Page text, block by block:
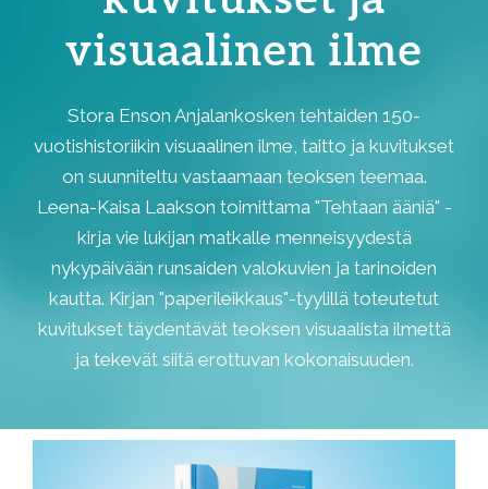
visuaalinen ilme
Stora Enson Anjalankosken tehtaiden 150-
vuotishistoriikin visuaalinen ilme, taitto ja kuvitukset
on suunniteltu vastaamaan teoksen teemaa.
Leena-Kaisa Laakson toimittama "Tehtaan ääniä" -
kirja vie lukijan matkalle menneisyydestä
nykypäivään runsaiden valokuvien ja tarinoiden
kautta. Kirjan "paperileikkaus"-tyylillä toteutetut
kuvitukset täydentävät teoksen visuaalista ilmettä
ja tekevät siitä erottuvan kokonaisuuden.